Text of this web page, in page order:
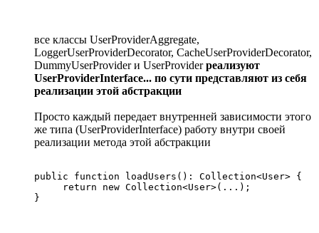
все классы UserProviderAggregate,
LoggerUserProviderDecorator, CacheUserProviderDecorator,
DummyUserProvider и UserProviderреализуют
UserProviderInterface... по сути представляют из себя
реализации этой абстракции
Просто каждый передает внутренней зависимости этого
же типа (UserProviderInterface) работу внутри своей
реализации метода этой абстракции
public function loadUsers(): Collection<User> {
     return new Collection<User>(...);
}